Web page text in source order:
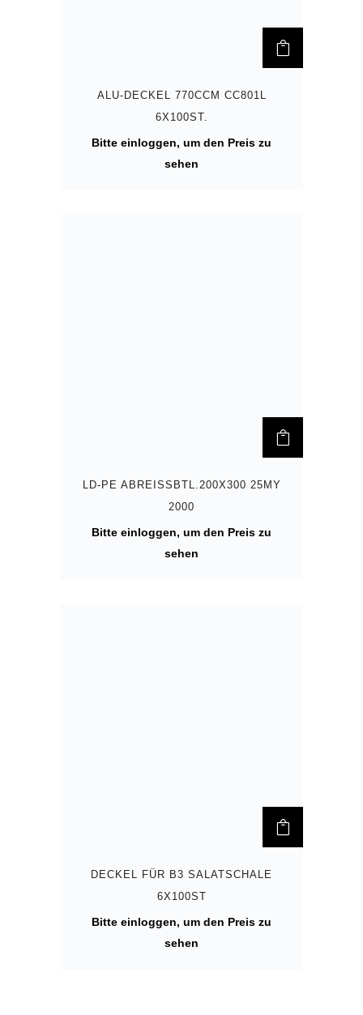
ALU-DECKEL 770CCM CC801L
6X100ST.
Bitte einloggen, um den Preis zu
sehen
LD-PE ABREISSBTL.200X300 25MY 2
000
Bitte einloggen, um den Preis zu
sehen
DECKEL FÜR B3 SALATSCHALE
6X100ST
Bitte einloggen, um den Preis zu
sehen